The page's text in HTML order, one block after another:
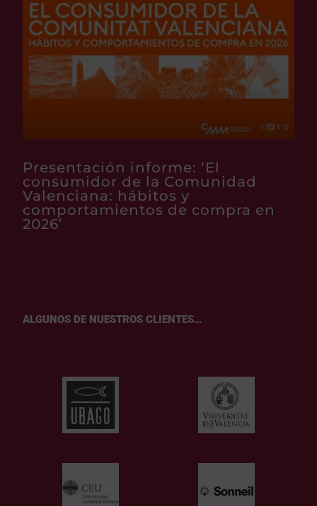
Presentación informe: ‘El
consumidor de la Comunidad
Valenciana: hábitos y
comportamientos de compra en
2026’
ALGUNOS DE NUESTROS CLIENTES…